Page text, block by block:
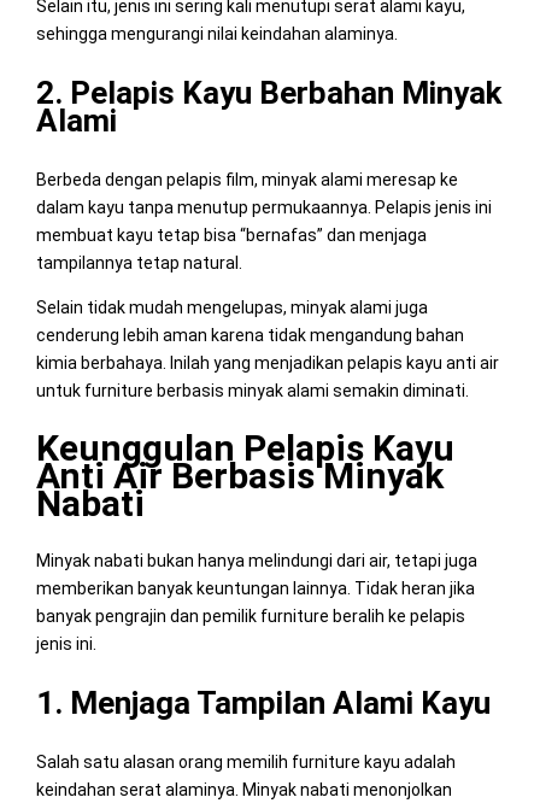
Selain itu, jenis ini sering kali menutupi serat alami kayu,
sehingga mengurangi nilai keindahan alaminya.
2. Pelapis Kayu Berbahan Minyak
Alami
Berbeda dengan pelapis film, minyak alami meresap ke
dalam kayu tanpa menutup permukaannya. Pelapis jenis ini
membuat kayu tetap bisa “bernafas” dan menjaga
tampilannya tetap natural.
Selain tidak mudah mengelupas, minyak alami juga
cenderung lebih aman karena tidak mengandung bahan
kimia berbahaya. Inilah yang menjadikan pelapis kayu anti air
untuk furniture berbasis minyak alami semakin diminati.
Keunggulan Pelapis Kayu
Anti Air Berbasis Minyak
Nabati
Minyak nabati bukan hanya melindungi dari air, tetapi juga
memberikan banyak keuntungan lainnya. Tidak heran jika
banyak pengrajin dan pemilik furniture beralih ke pelapis
jenis ini.
1. Menjaga Tampilan Alami Kayu
Salah satu alasan orang memilih furniture kayu adalah
keindahan serat alaminya. Minyak nabati menonjolkan